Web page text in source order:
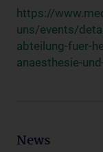
https://
uns/events/
abteilung-fuer-
anaesthesie-
News